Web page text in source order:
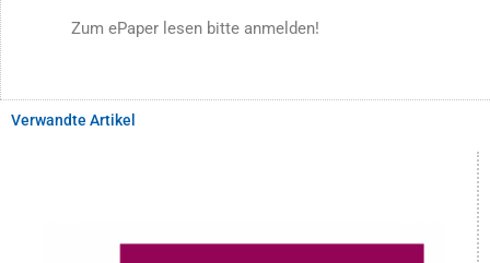
Zum ePaper lesen bitte anmelden!
Verwandte Artikel